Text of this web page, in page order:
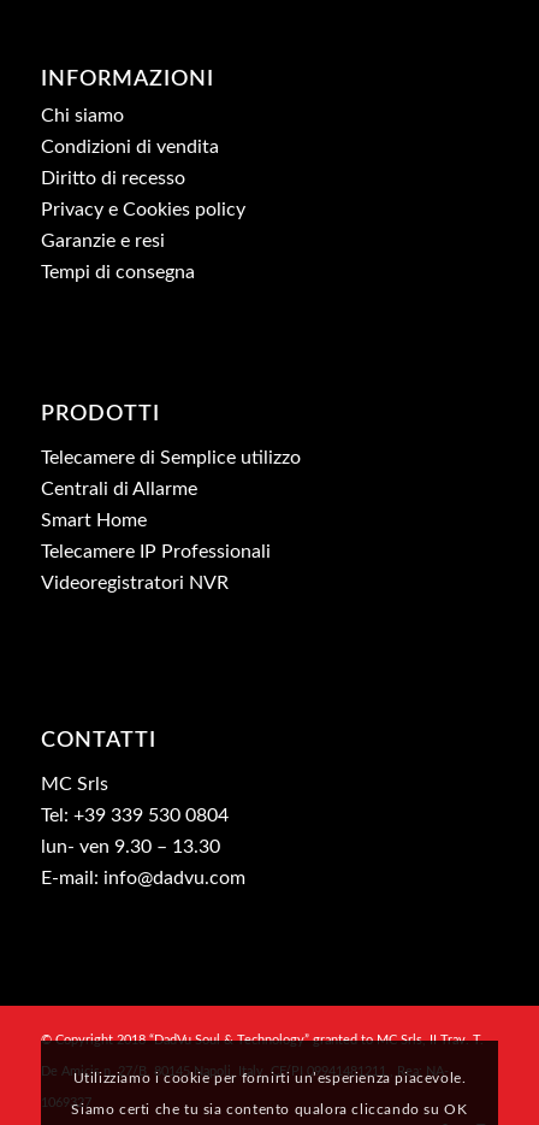
INFORMAZIONI
Chi siamo
Condizioni di vendita
Diritto di recesso
Privacy e Cookies policy
Garanzie e resi
Tempi di consegna
PRODOTTI
Telecamere di Semplice utilizzo
Centrali di Allarme
Smart Home
Telecamere IP Professionali
Videoregistratori NVR
CONTATTI
MC Srls
Tel: +39 339 530 0804
lun- ven 9.30 – 13.30
E-mail: info@dadvu.com
© Copyright 2018 “DadVu Soul & Technology” granted to MC Srls, II Trav. T.
De Amicis n. 27/B, 80145 Napoli, Italy, CF/PI 09941481211 , Rea: NA-
1069327
Utilizziamo i cookie per fornirti un’esperienza piacevole.
Siamo certi che tu sia contento qualora cliccando su OK